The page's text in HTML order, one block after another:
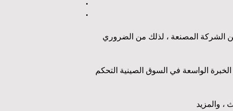
من الشركة المصنعة ، لذلك من الضروري
الواسعة في السوق الصينية التحكم